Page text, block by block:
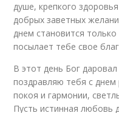
душе, крепкого
добрых заветных
днем становится
посылает тебе свое
В этот день Бог
поздравляю тебя с
покоя и гармонии,
Пусть истинная любовь